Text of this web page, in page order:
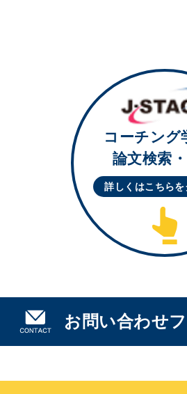
コーチング
論文検索
詳しくはこちらを
お問い合わせ